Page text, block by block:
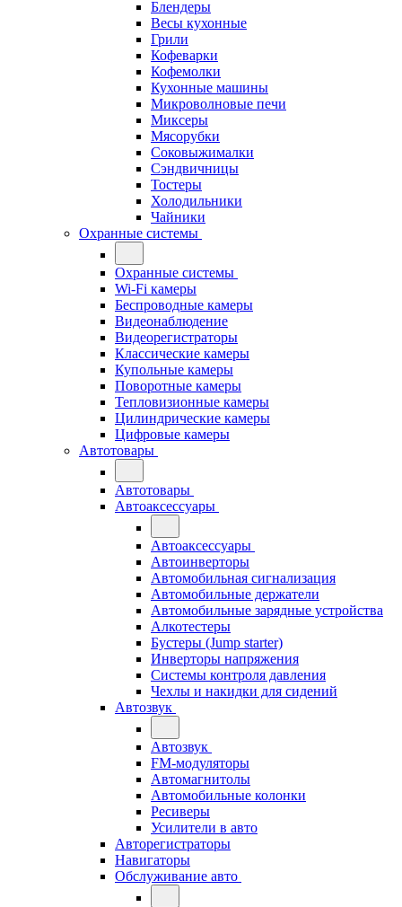
Блендеры
Весы кухонные
Грили
Кофеварки
Кофемолки
Кухонные машины
Микроволновые печи
Миксеры
Мясорубки
Соковыжималки
Сэндвичницы
Тостеры
Холодильники
Чайники
Охранные системы
Охранные системы
Wi-Fi камеры
Беспроводные камеры
Видеонаблюдение
Видеорегистраторы
Классические камеры
Купольные камеры
Поворотные камеры
Тепловизионные камеры
Цилиндрические камеры
Цифровые камеры
Автотовары
Автотовары
Автоаксессуары
Автоаксессуары
Автоинверторы
Автомобильная сигнализация
Автомобильные держатели
Автомобильные зарядные устройства
Алкотестеры
Бустеры (Jump starter)
Инверторы напряжения
Системы контроля давления
Чехлы и накидки для сидений
Автозвук
Автозвук
FM-модуляторы
Автомагнитолы
Автомобильные колонки
Ресиверы
Усилители в авто
Авторегистраторы
Навигаторы
Обслуживание авто